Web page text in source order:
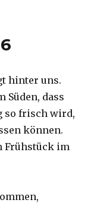
hinter uns.
dass
so frisch wird,
können.
Frühstück im